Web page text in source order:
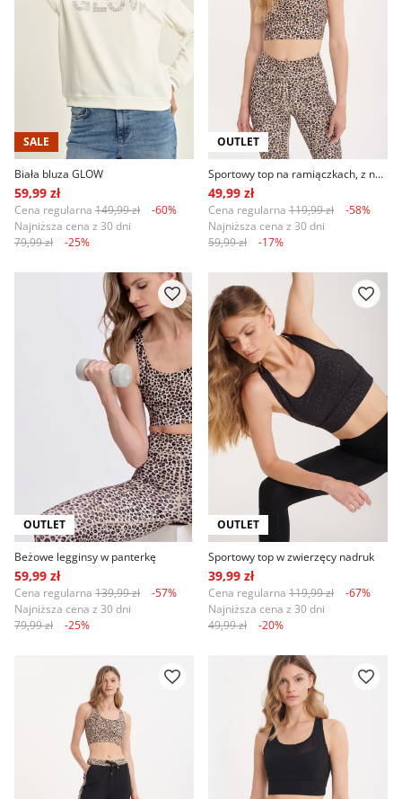
SALE
Biała bluza GLOW
59,99 zł
Cena regularna 149,99 zł
-60%
Najniższa cena z 30 dni
79,99 zł
-25%
OUTLET
Sportowy top na ramiączkach, z nadrukiem w panterkę
49,99 zł
Cena regularna 119,99 zł
-58%
Najniższa cena z 30 dni
59,99 zł
-17%
OUTLET
Beżowe legginsy w panterkę
59,99 zł
Cena regularna 139,99 zł
-57%
Najniższa cena z 30 dni
79,99 zł
-25%
OUTLET
Sportowy top w zwierzęcy nadruk
39,99 zł
Cena regularna 119,99 zł
-67%
Najniższa cena z 30 dni
49,99 zł
-20%